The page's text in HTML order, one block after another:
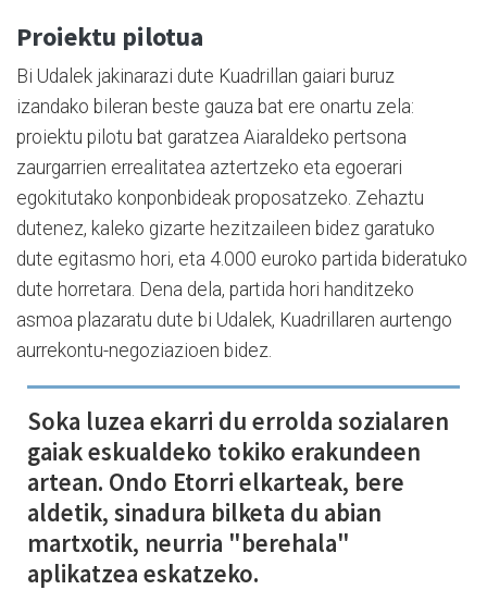
Proiektu pilotua
Bi Udalek jakinarazi dute Kuadrillan gaiari buruz
izandako bileran beste gauza bat ere onartu zela:
proiektu pilotu bat garatzea Aiaraldeko pertsona
zaurgarrien errealitatea aztertzeko eta egoerari
egokitutako konponbideak proposatzeko. Zehaztu
dutenez, kaleko gizarte hezitzaileen bidez garatuko
dute egitasmo hori, eta 4.000 euroko partida bideratuko
dute horretara. Dena dela, partida hori handitzeko
asmoa plazaratu dute bi Udalek, Kuadrillaren aurtengo
aurrekontu-negoziazioen bidez.
Soka luzea ekarri du errolda sozialaren
gaiak eskualdeko tokiko erakundeen
artean. Ondo Etorri elkarteak, bere
aldetik, sinadura bilketa du abian
martxotik, neurria "berehala"
aplikatzea eskatzeko.